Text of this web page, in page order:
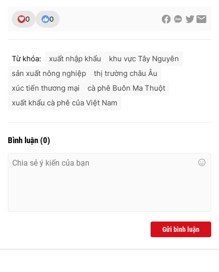
0 0
Từ khóa: xuất nhập khẩu
khu vực Tây Nguyên
sản xuất nông nghiệp
thị trường châu Âu
xúc tiến thương mại
cà phê Buôn Ma Thuột
xuất khẩu cà phê của Việt Nam
Bình luận (0)
Gửi bình luận